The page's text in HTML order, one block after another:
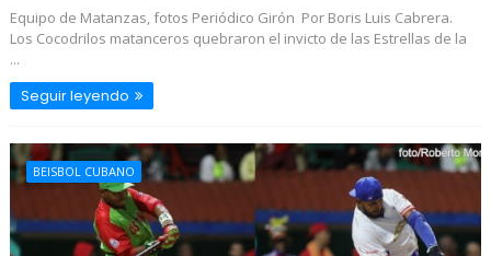
Equipo de Matanzas, fotos Periódico Girón Por Boris Luis Cabrera.
Los Cocodrilos matanceros quebraron el invicto de las Estrellas de la
...
Seguir leyendo
BEISBOL CUBANO